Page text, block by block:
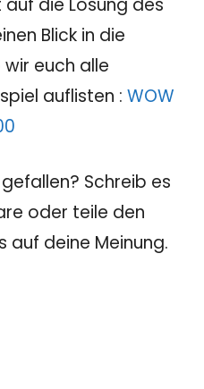
Blick in die
euch alle
auflisten : WOW
Schreib es
oder teile den
auf deine Meinung.